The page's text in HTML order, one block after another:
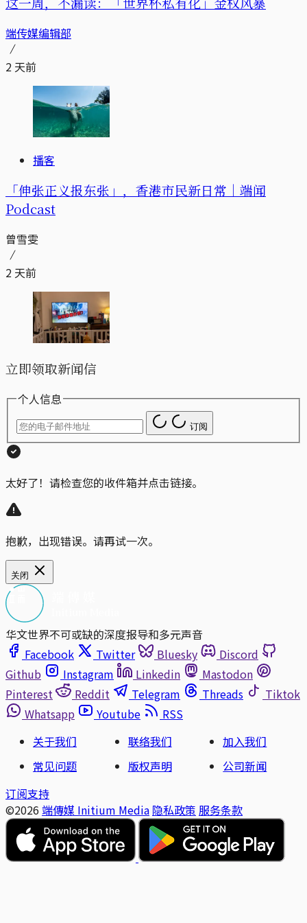
端传媒编辑部
2 天前
播客
「伸张正义报东张」，香港市民新日常｜端闻
Podcast
曾雪雯
2 天前
立即领取新闻信
个人信息
订阅
太好了！请检查您的收件箱并点击链接。
抱歉，出现错误。请再试一次。
关闭
华文世界不可或缺的深度报导和多元声音
Facebook
Twitter Bluesky
Discord
Github
Instagram Linkedin
Mastodon
Pinterest
Reddit Telegram Threads
Tiktok
Whatsapp
Youtube
RSS
关于我们
联络我们
加入我们
常见问题
版权声明
公司新闻
订阅支持
©2026 端傳媒 Initium Media 隐私政策 服务条款